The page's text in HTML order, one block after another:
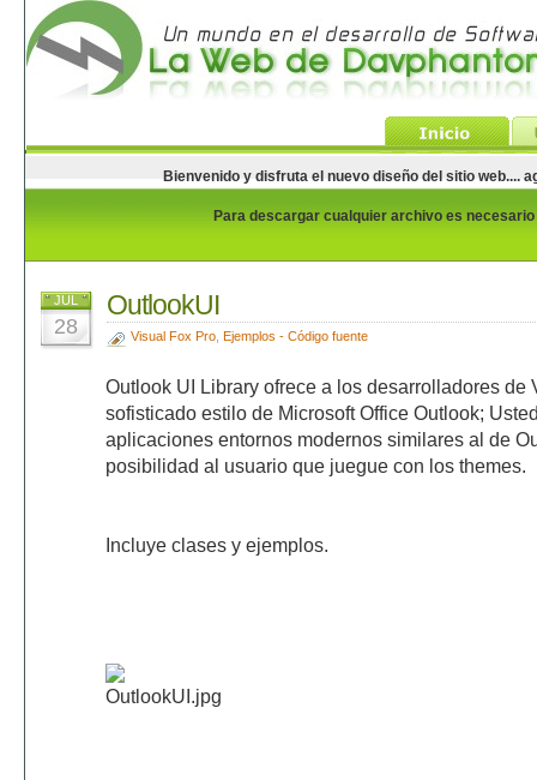
Bienvenido y disfruta el nuevo diseño del sitio web....
Para descargar cualquier archivo es
JUL
28
OutlookUI
Visual Fox Pro, Ejemplos - Código fuente
Outlook UI Library ofrece a los desarrolladores de
sofisticado estilo de Microsoft Office Outlook;
aplicaciones entornos modernos similares al de
posibilidad al usuario que juegue con los themes.
Incluye clases y ejemplos.